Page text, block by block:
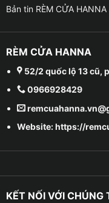
Bản tin RÈM CỬA HANNA
RÈM CỬA HANNA
52/2 quốc lộ 13 cũ,
0966928429
Website: https://
KẾT NỐI VỚI CHÚNG